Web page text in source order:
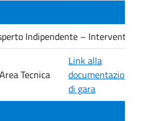
Indipendente – Interventi
Area Tecnica
Link alla
documentazione
di gara